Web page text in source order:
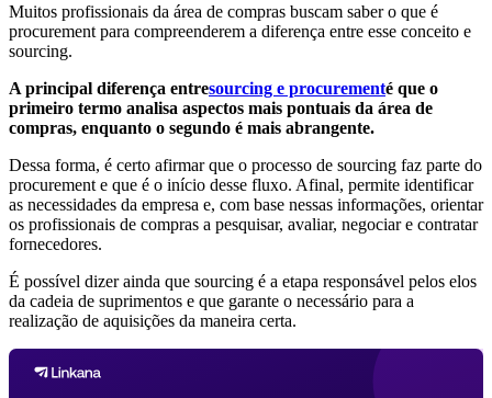
Muitos profissionais da área de compras buscam saber o que é
procurement para compreenderem a diferença entre esse conceito e
sourcing.
A principal diferença entresourcing e procurementé que o
primeiro termo analisa aspectos mais pontuais da área de
compras, enquanto o segundo é mais abrangente.
Dessa forma, é certo afirmar que o processo de sourcing faz parte do
procurement e que é o início desse fluxo. Afinal, permite identificar
as necessidades da empresa e, com base nessas informações, orientar
os profissionais de compras a pesquisar, avaliar, negociar e contratar
fornecedores.
É possível dizer ainda que sourcing é a etapa responsável pelos elos
da cadeia de suprimentos e que garante o necessário para a
realização de aquisições da maneira certa.